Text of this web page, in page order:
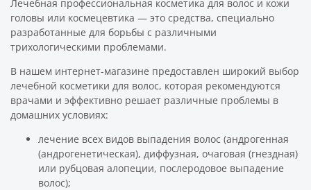
Лечебная профессиональная косметика для волос и кожи
головы или космецевтика — это средства, специально
разработанные для борьбы с различными
трихологическими проблемами.
В нашем интернет-магазине предоставлен широкий выбор
лечебной косметики для волос, которая рекомендуются
врачами и эффективно решает различные проблемы в
домашних условиях:
лечение всех видов выпадения волос (андрогенная
(андрогенетическая), диффузная, очаговая (гнездная)
или рубцовая алопеции, послеродовое выпадение
волос);